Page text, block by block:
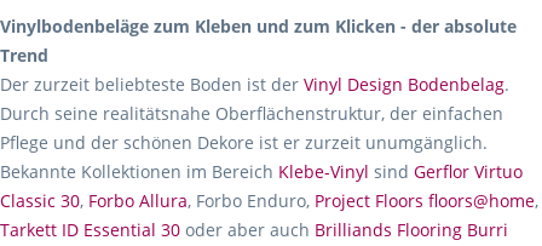
Vinylbodenbeläge zum Kleben und zum Klicken - der absolute
Trend
Der zurzeit beliebteste Boden ist der Vinyl Design Bodenbelag.
Durch seine realitätsnahe Oberflächenstruktur, der einfachen
Pflege und der schönen Dekore ist er zurzeit unumgänglich.
Bekannte Kollektionen im Bereich Klebe-Vinyl sind Gerflor Virtuo
Classic 30, Forbo Allura, Forbo Enduro, Project Floors floors@home,
Tarkett ID Essential 30 oder aber auch Brilliands Flooring Burri